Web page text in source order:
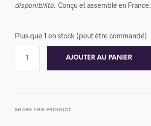
disponibilité. Conçu et assemblé en France.
Plus que 1 en stock (peut être commandé)
AJOUTER AU PANIER
SHARE THIS PRODUCT